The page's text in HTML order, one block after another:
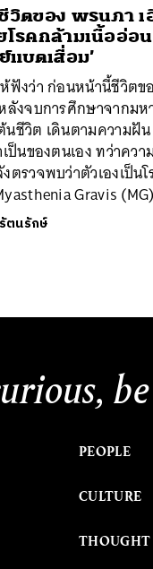
วิตของ พรนภา เ
รคกล้ามเนื้ออ่อ
แบตเสื่อม’
ฟังว่า ก่อนหน้านี้ชีวิตข
ลังจบการศึกษาจากมห
นชีวิต เดินตามความฝั
เป็นของตนเอง ทว่าคว
รวจพบว่าตัวเองเป็น
Gravis (MG)
ตนรักษ์
PEOPLE
CULTURE
THOUGHT